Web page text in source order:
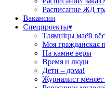
Расписание ЖД
Вакансии
Спецпроекты▾
Таямніцы маёй
Моя гражданская
На камне веры
Время и люди
Дети – дома!
Журналист